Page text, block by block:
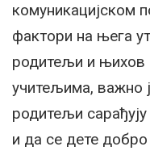
комуникацијском
фактори на њега
родитељи и њихов
учитељима, важно
родитељи
и да се дете